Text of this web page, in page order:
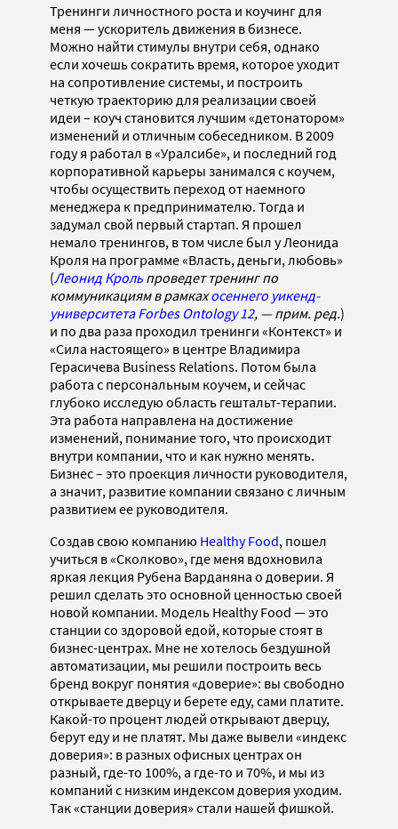
Тренинги личностного роста и коучинг для
меня — ускоритель движения в бизнесе.
Можно найти стимулы внутри себя, однако
если хочешь сократить время, которое уходит
на сопротивление системы, и построить
четкую траекторию для реализации своей
идеи – коуч становится лучшим «детонатором»
изменений и отличным собеседником. В 2009
году я работал в «Уралсибе», и последний год
корпоративной карьеры занимался с коучем,
чтобы осуществить переход от наемного
менеджера к предпринимателю. Тогда и
задумал свой первый стартап. Я прошел
немало тренингов, в том числе был у Леонида
Кроля на программе «Власть, деньги, любовь»
(Леонид Кроль проведет тренинг по
коммуникациям в рамкахосеннего уикенд-
университета Forbes Ontology 12, — прим. ред.)
и по два раза проходил тренинги «Контекст» и
«Сила настоящего» в центре Владимира
Герасичева Business Relations. Потом была
работа с персональным коучем, и сейчас
глубоко исследую область гештальт-терапии.
Эта работа направлена на достижение
изменений, понимание того, что происходит
внутри компании, что и как нужно менять.
Бизнес – это проекция личности руководителя,
а значит, развитие компании связано с личным
развитием ее руководителя.
Cоздав свою компанию Healthy Food, пошел
учиться в «Сколково», где меня вдохновила
яркая лекция Рубена Варданяна о доверии. Я
решил сделать это основной ценностью своей
новой компании. Модель Healthy Food — это
станции со здоровой едой, которые стоят в
бизнес-центрах. Мне не хотелось бездушной
автоматизации, мы решили построить весь
бренд вокруг понятия «доверие»: вы свободно
открываете дверцу и берете еду, сами платите.
Какой-то процент людей открывают дверцу,
берут еду и не платят. Мы даже вывели «индекс
доверия»: в разных офисных центрах он
разный, где-то 100%, а где-то и 70%, и мы из
компаний с низким индексом доверия уходим.
Так «станции доверия» стали нашей фишкой.